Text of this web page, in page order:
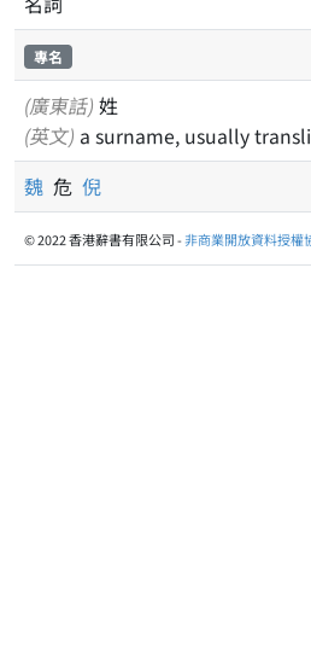
專名
(廣東話) 姓
(英文) a surname, usually
魏 危 倪
© 2022 香港辭書有限公司 -非商業開放資料授權